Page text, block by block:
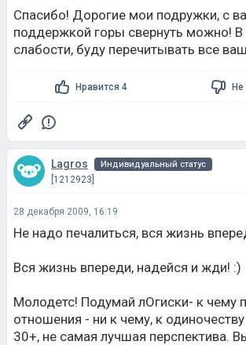
Спасибо! Дорогие мои подружки, с
поддержкой горы свернуть можно!
слабости, буду перечитывать все
Нравится 4 Не
Lagros Индивидуальный статус
[1212923]
28 декабря 2009, 16:19
Не надо печалиться, вся жизнь
Вся жизнь впереди, надейся и жди! :)
Молодетс! Подумай лОгиски- к чему
отношения - ни к чему, к
30+, не самая лучшая перспектива.